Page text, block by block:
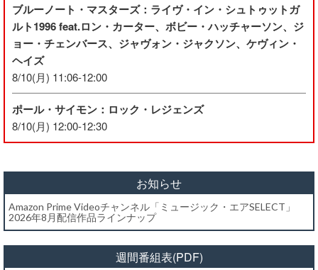
ブルーノート・マスターズ：ライヴ・イン・シュトゥットガ
ルト1996 feat.ロン・カーター、ボビー・ハッチャーソン、ジ
ョー・チェンバース、ジャヴォン・ジャクソン、ケヴィン・
ヘイズ
8/10(月) 11:06-12:00
ポール・サイモン：ロック・レジェンズ
8/10(月) 12:00-12:30
お知らせ
Amazon Prime Videoチャンネル「ミュージック・エアSELECT」
2026年8月配信作品ラインナップ
週間番組表(PDF)